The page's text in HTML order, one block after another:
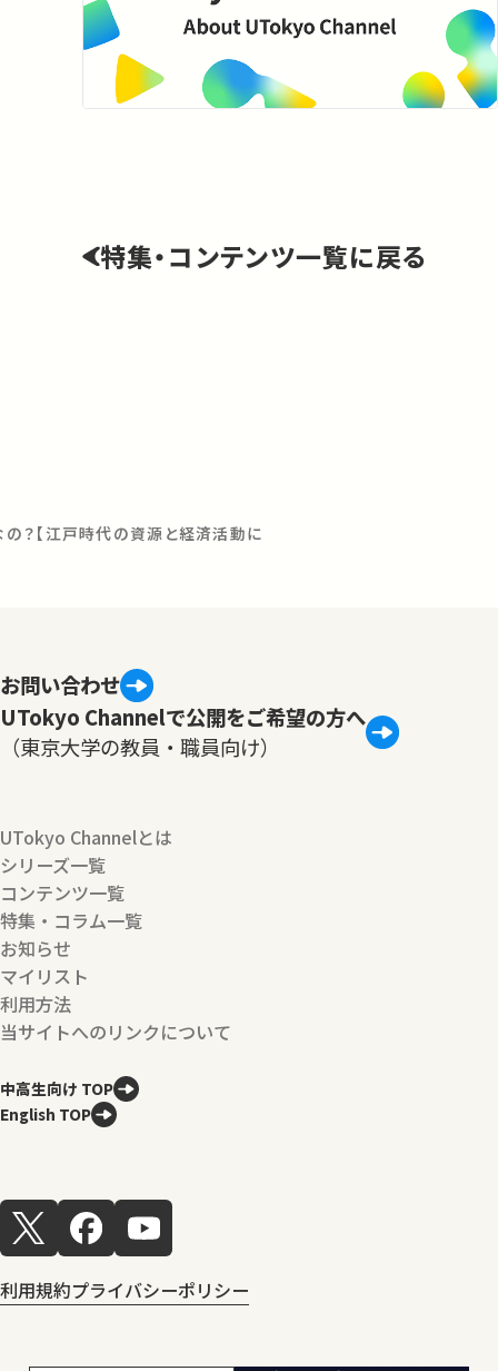
特集・コンテンツ一覧に戻る
？【江戸時代の資源と経済活動に
お問い合わせ
UTokyo Channelで公開をご希望の方へ
（東京大学の教員・職員向け）
UTokyo Channelとは
シリーズ一覧
コンテンツ一覧
特集・コラム一覧
お知らせ
マイリスト
利用方法
当サイトへのリンクについて
中高生向け TOP
English TOP
利用規約プライバシーポリシー